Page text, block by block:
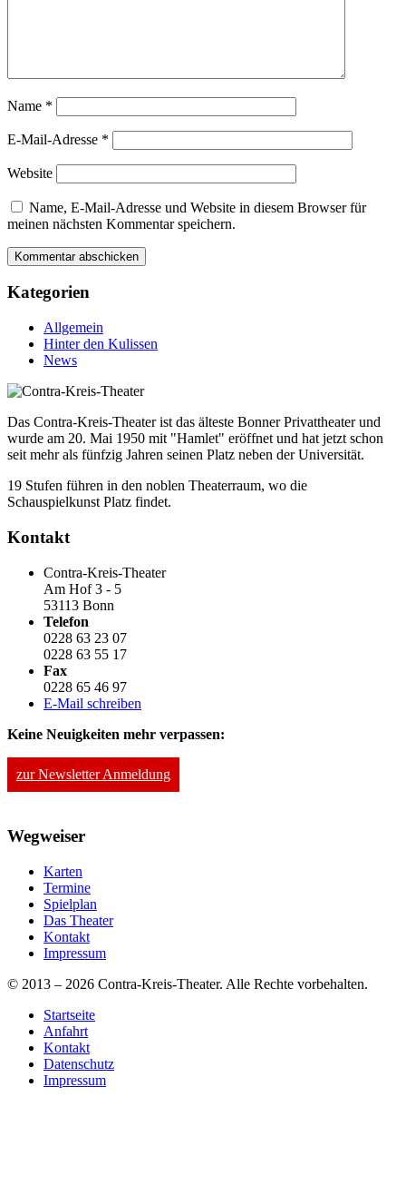
Name *
E-Mail-Adresse *
Website
Name, E-Mail-Adresse und Website in diesem Browser für
meinen nächsten Kommentar speichern.
Kategorien
Allgemein
Hinter den Kulissen
News
Das Contra-Kreis-Theater ist das älteste Bonner Privattheater und
wurde am 20. Mai 1950 mit "Hamlet" eröffnet und hat jetzt schon
seit mehr als fünfzig Jahren seinen Platz neben der Universität.
19 Stufen führen in den noblen Theaterraum, wo die
Schauspielkunst Platz findet.
Kontakt
Contra-Kreis-Theater
Am Hof 3 - 5
53113 Bonn
Telefon
0228 63 23 07
0228 63 55 17
Fax
0228 65 46 97
E-Mail schreiben
Keine Neuigkeiten mehr verpassen:
zur Newsletter Anmeldung
Wegweiser
Karten
Termine
Spielplan
Das Theater
Kontakt
Impressum
© 2013 – 2026 Contra-Kreis-Theater. Alle Rechte vorbehalten.
Startseite
Anfahrt
Kontakt
Datenschutz
Impressum